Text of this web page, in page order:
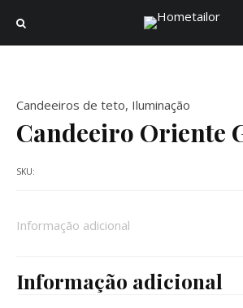
Candeeiros de teto, Iluminação
Candeeiro Oriente
SKU:
Informação adicional
Informação adicional